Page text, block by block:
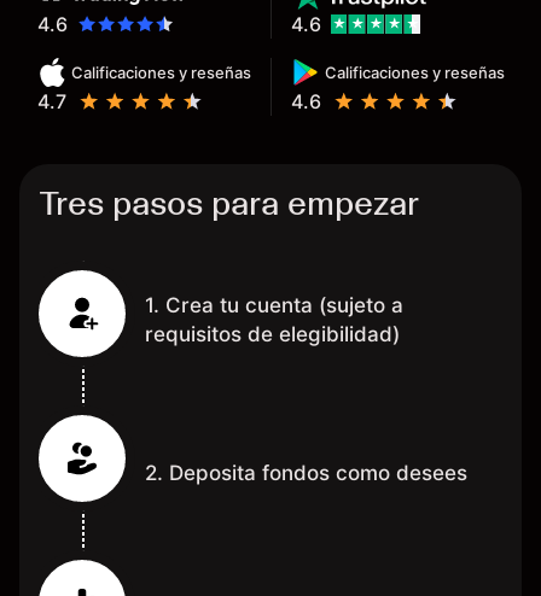
determinado, debido a los
Mientras más activo seas, más
dinero te reembolsa. Muchas
4.6
Calificaciones y reseñas
4.7
Calificaciones y reseñas
4.6
4.6
Tres pasos para empezar
1. Crea tu cuenta (sujeto a
requisitos de elegibilidad)
2. Deposita fondos como desees